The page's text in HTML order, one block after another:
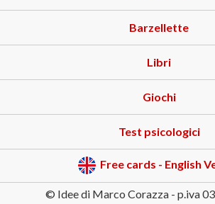
Barzellette
Libri
Giochi
Test psicologici
Free cards - English
© Idee di Marco Corazza - p.iva